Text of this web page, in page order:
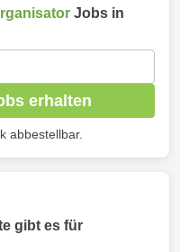
Jobs in
erhalten
abbestellbar.
gibt es für